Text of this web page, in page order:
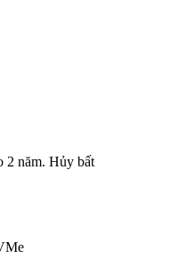
2 năm. Hủy bất